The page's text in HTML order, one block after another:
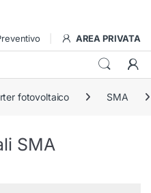
AREA PRIVATA
fotovoltaico SMA
SMA